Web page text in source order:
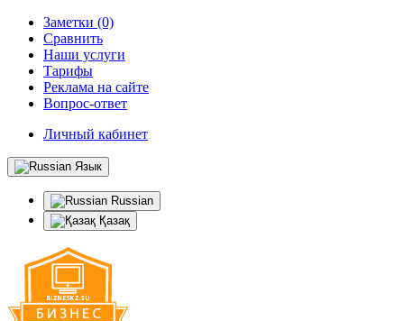
Заметки (0)
Сравнить
Наши услуги
Тарифы
Реклама на сайте
Вопрос-ответ
Личный кабинет
Язык
Russian
Қазақ